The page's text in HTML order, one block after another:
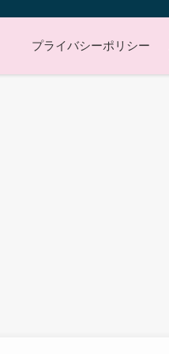
プライバシーポリシー